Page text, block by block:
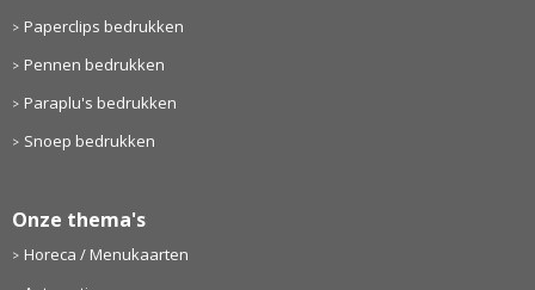
Paperclips bedrukken
Pennen bedrukken
Paraplu's bedrukken
Snoep bedrukken
Onze thema's
Horeca / Menukaarten